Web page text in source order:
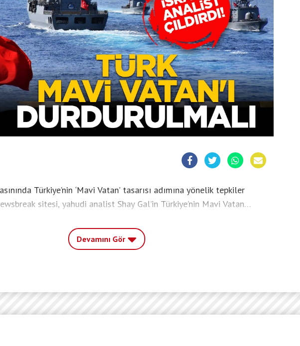
Türkiye’nin ‘Mavi Vatan’ tasarısı adımına yönelik tepkiler
sitesi, yahudi analist Shay Gal’in Türkiye’nin Mavi Vatan
gemileri sonsuza kadar batmayacak” dedi. Yunan sitesi, siyonist yazarın
bölgeyi ilhak etmeye çalıştığı yalanını da dile getirdi.
Devamını Gör